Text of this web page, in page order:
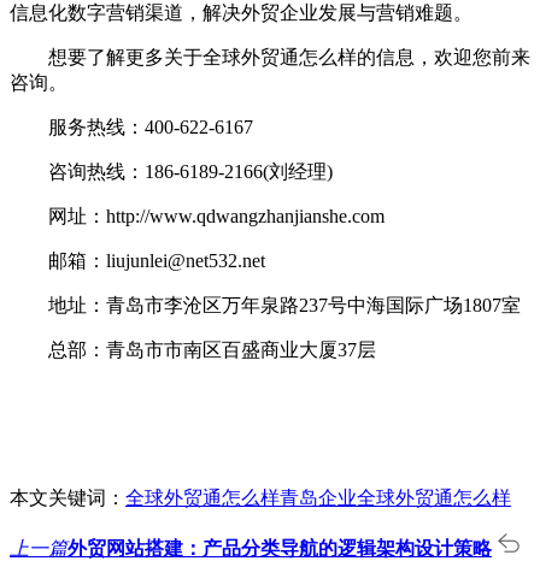
信息化数字营销渠道，解决外贸企业发展与营销难题。
想要了解更多关于全球外贸通怎么样的信息，欢迎您前来
咨询。
服务热线：400-622-6167
咨询热线：186-6189-2166(刘经理)
网址：http://www.qdwangzhanjianshe.com
邮箱：liujunlei@net532.net
地址：青岛市李沧区万年泉路237号中海国际广场1807室
总部：青岛市市南区百盛商业大厦37层
本文关键词： 全球外贸通怎么样青岛企业全球外贸通怎么样
上一篇外贸网站搭建：产品分类导航的逻辑架构设计策略